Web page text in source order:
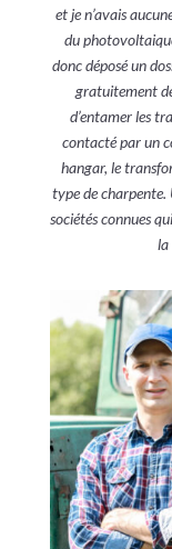
et je n’avais
du
donc déposé un
gratuitement
d’entamer les
contacté par un
hangar, le
type de charpente.
sociétés connues
la